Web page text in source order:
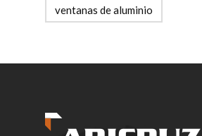
ventanas de aluminio